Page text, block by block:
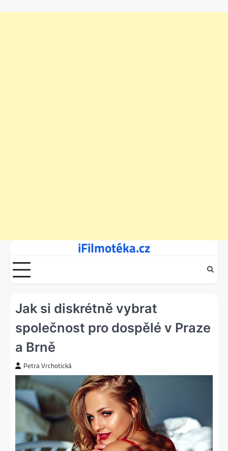
content
iFilmotéka.cz
Jak si diskrétně vybrat
společnost pro dospělé v Praze
a Brně
Petra Vrchotická